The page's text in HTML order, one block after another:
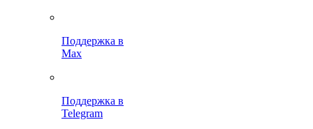
Поддержка в
Max
Поддержка в
Telegram